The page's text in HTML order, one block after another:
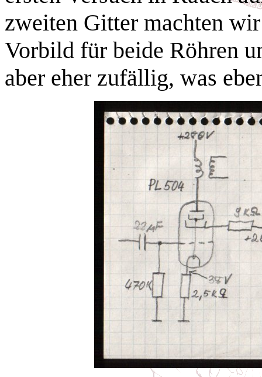
zweiten Gitter machten
Vorbild für beide Röhren
aber eher zufällig, was